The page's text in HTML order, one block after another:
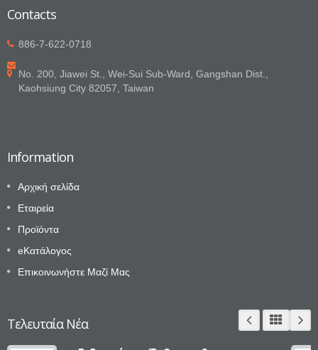
Contacts
886-7-622-0718
No. 200, Jiawei St., Wei-Sui Sub-Ward, Gangshan Dist.,
Kaohsiung City 82057, Taiwan
Information
Αρχική σελίδα
Εταιρεία
Προϊόντα
eΚατάλογος
Επικοινωνήστε Μαζί Μας
Τελευταία Νέα